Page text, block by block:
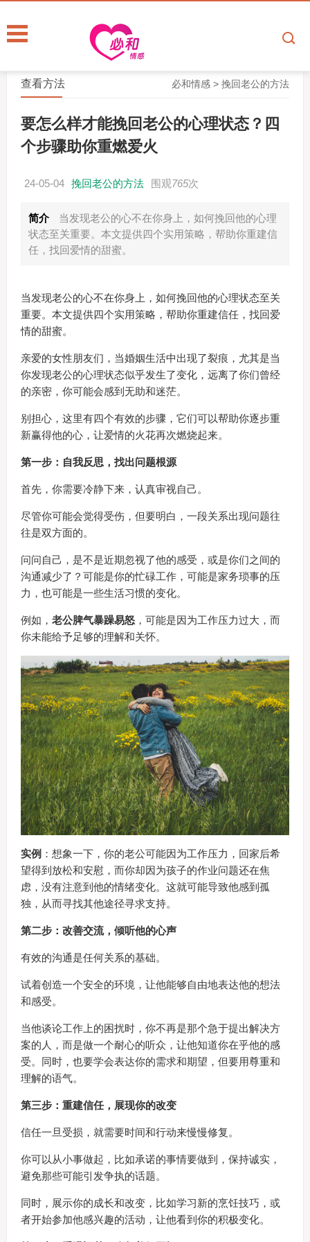
必和情感 >挽回老公的方法
查看方法
要怎么样才能挽回老公的心理状态？四
个步骤助你重燃爱火
24-05-04 挽回老公的方法 围观765次
简介
当发现老公的心不在你身上，如何挽回他的心理
状态至关重要。本文提供四个实用策略，帮助你重建信
任，找回爱情的甜蜜。
当发现老公的心不在你身上，如何挽回他的心理状态至关
重要。本文提供四个实用策略，帮助你重建信任，找回爱
情的甜蜜。
亲爱的女性朋友们，当婚姻生活中出现了裂痕，尤其是当
你发现老公的心理状态似乎发生了变化，远离了你们曾经
的亲密，你可能会感到无助和迷茫。
别担心，这里有四个有效的步骤，它们可以帮助你逐步重
新赢得他的心，让爱情的火花再次燃烧起来。
第一步：自我反思，找出问题根源
首先，你需要冷静下来，认真审视自己。
尽管你可能会觉得受伤，但要明白，一段关系出现问题往
往是双方面的。
问问自己，是不是近期忽视了他的感受，或是你们之间的
沟通减少了？可能是你的忙碌工作，可能是家务琐事的压
力，也可能是一些生活习惯的变化。
例如， 老公脾气暴躁易怒，可能是因为工作压力过大，而
你未能给予足够的理解和关怀。
实例 ：想象一下，你的老公可能因为工作压力，回家后希
望得到放松和安慰，而你却因为孩子的作业问题还在焦
虑，没有注意到他的情绪变化。这就可能导致他感到孤
独，从而寻找其他途径寻求支持。
第二步：改善交流，倾听他的心声
有效的沟通是任何关系的基础。
试着创造一个安全的环境，让他能够自由地表达他的想法
和感受。
当他谈论工作上的困扰时，你不再是那个急于提出解决方
案的人，而是做一个耐心的听众，让他知道你在乎他的感
受。同时，也要学会表达你的需求和期望，但要用尊重和
理解的语气。
第三步：重建信任，展现你的改变
信任一旦受损，就需要时间和行动来慢慢修复。
你可以从小事做起，比如承诺的事情要做到，保持诚实，
避免那些可能引发争执的话题。
同时，展示你的成长和改变，比如学习新的烹饪技巧，或
者开始参加他感兴趣的活动，让他看到你的积极变化。